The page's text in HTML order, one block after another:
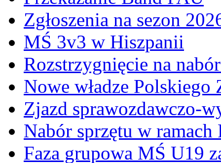
Zgłoszenia na sezon
MŚ 3v3 w Hiszpanii
Rozstrzygnięcie na
Nowe władze
Zjazd sprawozdawczo-
Nabór sprzętu w ramach
Faza grupowa MŚ U19